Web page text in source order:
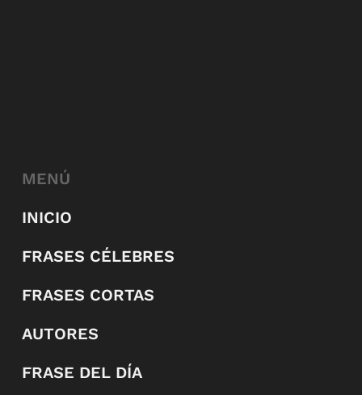
MENÚ
INICIO
FRASES CÉLEBRES
FRASES CORTAS
AUTORES
FRASE DEL DÍA